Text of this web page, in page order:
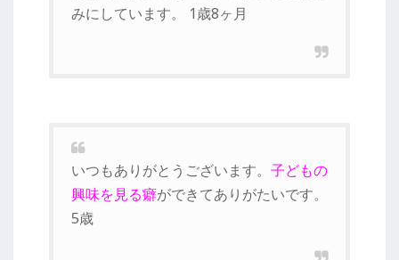
みにしています。 1歳8ヶ月
いつもありがとうございます。 子どもの
興味を見る癖ができてありがたいです。
5歳